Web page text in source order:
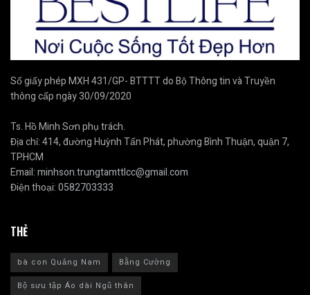
Số giấy phép MXH 431/GP- BTTTT do Bộ Thông tin và Truyền
thông cấp ngày 30/09/2020
Ts. Hồ Minh Sơn phụ trách.
Địa chỉ: 414, đường Huỳnh Tấn Phát, phường Bình Thuận, quận 7,
TP.HCM
Email:minhson.trungtamttlcc@gmail.com
Điện thoại:0582703333
THẺ
bà con Quảng Nam
Bằng Cường
Bộ sưu tập Áo dài Ngũ thân